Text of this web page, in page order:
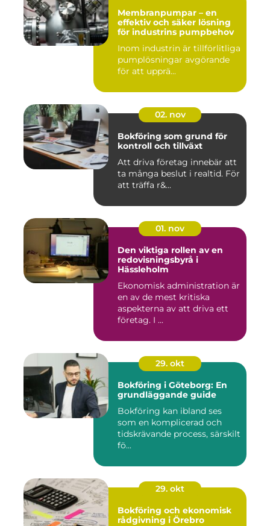
Membranpumpar – en
effektiv och säker lösning
för industrins pumpbehov
Inom industrin är tillförlitliga
pumplösningar avgörande
för att upprä...
02. nov
Bokföring som grund för
kontroll och tillväxt
Att driva företag innebär att
ta många beslut i realtid. För
att träffa r&...
01. nov
Den viktiga rollen av en
redovisningsbyrå i
Hässleholm
Ekonomisk administration är
en av de mest kritiska
aspekterna av att driva ett
företag. I ...
29. okt
Bokföring i Göteborg: En
grundläggande guide
Bokföring kan ibland ses
som en komplicerad och
tidskrävande process, särskilt
fö...
29. okt
Bokföring och ekonomisk
rådgivning i Örebro